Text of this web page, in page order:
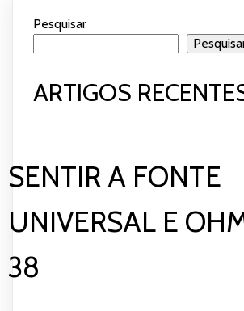
YouTube
INCORPORAR
SENTIR A FONTE
UNIVERSAL E
38
Pesquisar
ARTIGOS